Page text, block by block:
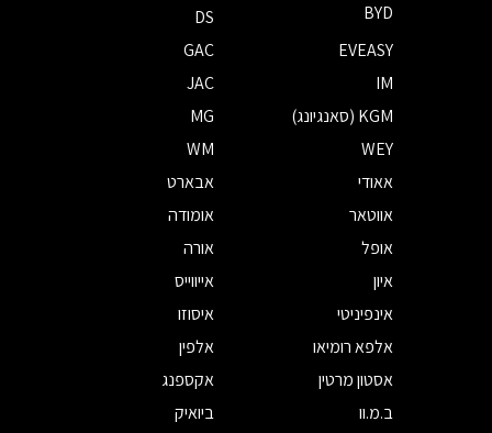
BYD
DS
EVEASY
GAC
IM
JAC
KGM (סאנגיונג)
MG
WEY
WM
אאודי
אבארט
אווטאר
אומודה
אופל
אורה
איון
אייווייס
אינפיניטי
איסוזו
אלפא רומיאו
אלפין
אסטון מרטין
אקספנג
ב.מ.וו
ביואיק